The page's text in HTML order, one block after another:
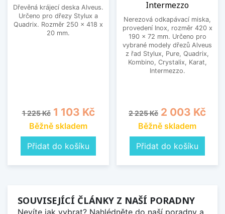
Dřevěná krájecí deska Alveus.
Určeno pro dřezy Stylux a
Quadrix. Rozměr 250 x 418 x
20 mm.
Běžná cena
1 225 Kč Cena
1 103 Kč
Běžně skladem
Přidat do košíku
Intermezzo
Nerezová odkapávací miska,
provedení Inox, rozměr 420 x
190 x 72 mm. Určeno pro
vybrané modely dřezů Alveus
z řad Stylux, Pure, Quadrix,
Kombino, Crystalix, Karat,
Intermezzo.
Běžná cena
2 225 Kč Cena
2 003 Kč
Běžně skladem
Přidat do košíku
SOUVISEJÍCÍ ČLÁNKY Z NAŠÍ PORADNY
Nevíte jak vybrat? Nahlédněte do naší poradny a